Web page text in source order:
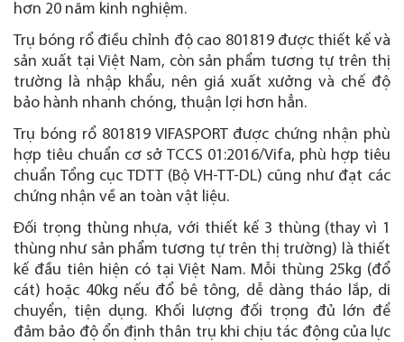
hơn 20 năm kinh nghiệm.
Trụ bóng rổ điều chỉnh độ cao 801819 được thiết kế và
sản xuất tại Việt Nam, còn sản phẩm tương tự trên thị
trường là nhập khẩu, nên giá xuất xưởng và chế độ
bảo hành nhanh chóng, thuận lợi hơn hẳn.
Trụ bóng rổ 801819 VIFASPORT được chứng nhận phù
hợp tiêu chuẩn cơ sở TCCS 01:2016/Vifa, phù hợp tiêu
chuẩn Tổng cục TDTT (Bộ VH-TT-DL) cũng như đạt các
chứng nhận về an toàn vật liệu.
Đối trọng thùng nhựa, với thiết kế 3 thùng (thay vì 1
thùng như sản phẩm tương tự trên thị trường) là thiết
kế đầu tiên hiện có tại Việt Nam. Mỗi thùng 25kg (đổ
cát) hoặc 40kg nếu đổ bê tông, dễ dàng tháo lắp, di
chuyển, tiện dụng. Khối lượng đối trọng đủ lớn để
đảm bảo độ ổn định thân trụ khi chịu tác động của lực